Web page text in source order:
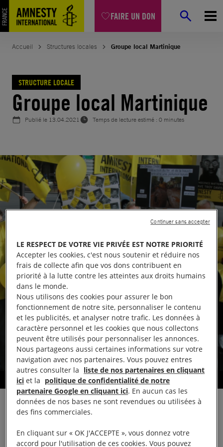
FAIRE UN DON
Aller
au
contenu
Accueil Structures locales Groupe local Martinique
STRUCTURE LOCALE
Groupe local Martinique
Publié le 13.04.2021 Temps de lecture estimé : 0 minutes
Défendre les droits humains
LE RESPECT DE VOTRE VIE PRIVÉE EST NOTRE PRIORITÉ
Accepter les cookies, c'est nous soutenir et réduire nos
frais de collecte afin que vos dons contribuent en
priorité à la lutte contre les atteintes aux droits humains
dans le monde.
Nous utilisons des cookies pour assurer le bon
fonctionnement de notre site, personnaliser le contenu
et les publicités, et analyser notre trafic. Les données à
caractère personnel et les cookies que nous collectons
peuvent être utilisés pour personnaliser les annonces.
Nous partageons aussi certaines informations sur votre
navigation avec nos partenaires. Vous pouvez entres
autres consulter la liste de nos partenaires en cliquant
ici et la politique de confidentialité de notre
partenaire Google en cliquant ici. En aucun cas les
données de nos bases ne sont revendues ou utilisées à
des fins commerciales.
En cliquant sur « OK J'ACCEPTE », vous donnez votre
accord pour l'utilisation de ces cookies. Vous pouvez
Continuer sans accepter